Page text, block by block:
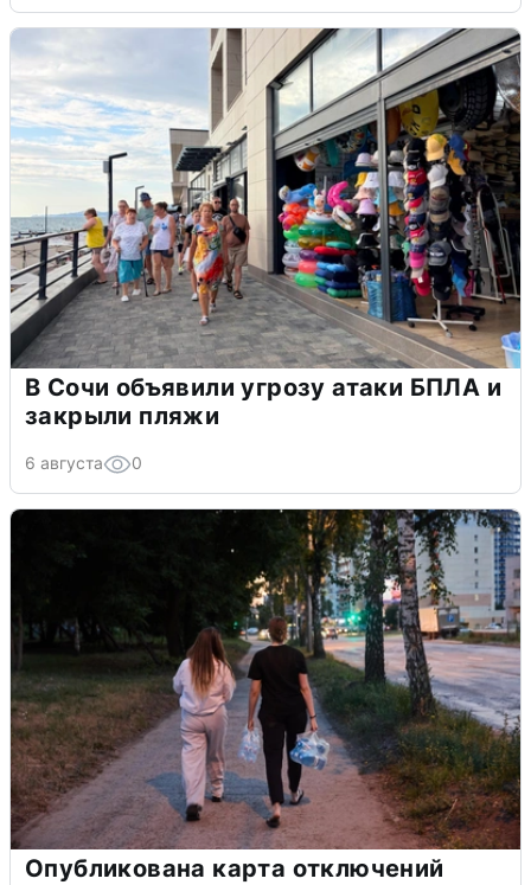
В Сочи объявили угрозу атаки БПЛА и
закрыли пляжи
6 августа 0
Опубликована карта отключений